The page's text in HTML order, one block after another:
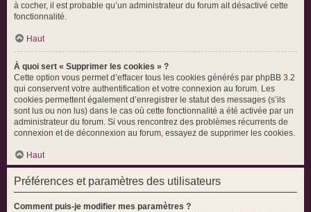
à cocher, il est probable qu’un administrateur du forum ait désactivé cette
fonctionnalité.
Haut
À quoi sert « Supprimer les cookies » ?
Cette option vous permet d’effacer tous les cookies générés par phpBB 3.2
qui conservent votre authentification et votre connexion au forum. Les
cookies permettent également d’enregistrer le statut des messages (s’ils
sont lus ou non lus) dans le cas où cette fonctionnalité a été activée par un
administrateur du forum. Si vous rencontrez des problèmes récurrents de
connexion et de déconnexion au forum, essayez de supprimer les cookies.
Haut
Préférences et paramètres des utilisateurs
Comment puis-je modifier mes paramètres ?